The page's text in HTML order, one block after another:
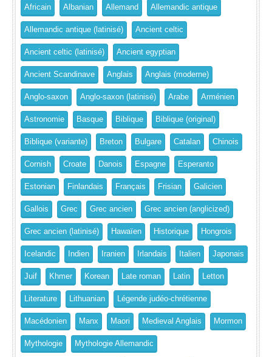
Africain Albanian Allemand Allemandic antique
Allemandic antique (latinisé) Ancient celtic
Ancient celtic (latinisé) Ancient egyptian
Ancient Scandinave Anglais Anglais (moderne)
Anglo-saxon Anglo-saxon (latinisé) Arabe Arménien
Astronomie Basque Biblique Biblique (original)
Biblique (variante) Breton Bulgare Catalan Chinois
Cornish Croate Danois Espagne Esperanto
Estonian Finlandais Français Frisian Galicien
Gallois Grec Grec ancien Grec ancien (anglicized)
Grec ancien (latinisé) Hawaïen Historique Hongrois
Icelandic Indien Iranien Irlandais Italien Japonais
Juif Khmer Korean Late roman Latin Letton
Literature Lithuanian Légende judéo-chrétienne
Macédonien Manx Maori Medieval Anglais Mormon
Mythologie Mythologie Allemandic